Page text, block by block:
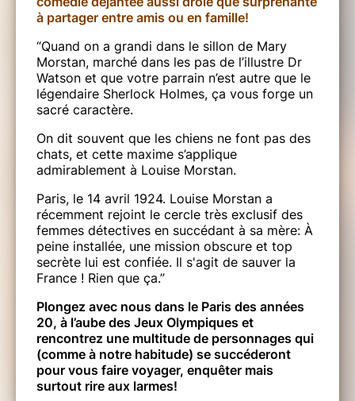
à partager entre amis ou en famille!
“Quand on a grandi dans le sillon de Mary
Morstan, marché dans les pas de l’illustre Dr
Watson et que votre parrain n’est autre que le
légendaire Sherlock Holmes, ça vous forge un
sacré caractère.
On dit souvent que les chiens ne font pas des
chats, et cette maxime s’applique
admirablement à Louise Morstan.
Paris, le 14 avril 1924. Louise Morstan a
récemment rejoint le cercle très exclusif des
femmes détectives en succédant à sa mère: À
peine installée, une mission obscure et top
secrète lui est confiée. Il s'agit de sauver la
France ! Rien que ça.”
Plongez avec nous dans le Paris des années
20, à l’aube des Jeux Olympiques et
rencontrez une multitude de personnages qui
(comme à notre habitude) se succéderont
pour vous faire voyager, enquêter mais
surtout rire aux larmes!